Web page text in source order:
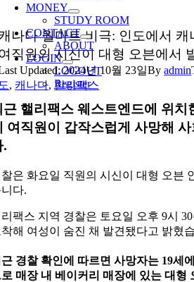
MONEY
STUDY ROOM
CONTACT
ABOUT
LOGIN
LOGOUT
Register
나다 월마트 비극: 인도에서 캐
직원의 시신이 대형 오븐에서
Updated: 2024년 10월 23일Byadmin
, 캐나다,할리팩스
근 핼리팩스 웨스트엔드에 위치
여직원이 갑작스럽게 사망해
.
은 화요일 직원의 시신이 대형 오븐
다.
팩스 지역 경찰은 토요일 오후 9시
해 여성이 숨진 채 발견됐다고 밝혔
경찰 확인에 따르면 사망자는 19세
매장 내 베이커리 매장에 있는 대형